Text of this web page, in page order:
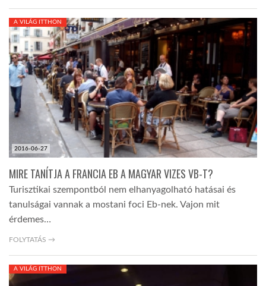
2016-06-27
A VILÁG ITTHON
MIRE TANÍTJA A FRANCIA EB A MAGYAR VIZES VB-T?
Turisztikai szempontból nem elhanyagolható hatásai és
tanulságai vannak a mostani foci Eb-nek. Vajon mit
érdemes…
FOLYTATÁS →
A VILÁG ITTHON